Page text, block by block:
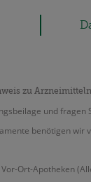
zu
und
benötigen wir
Ort-Apotheken